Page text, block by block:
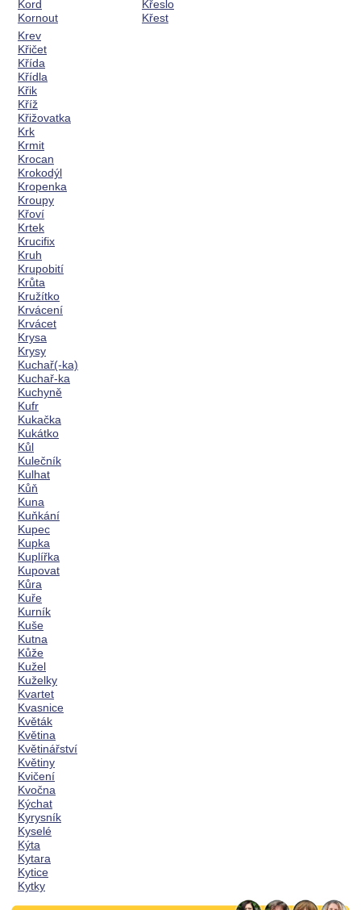
Kord
Kornout
Křeslo
Křest
Krev
Křičet
Křída
Křídla
Křik
Kříž
Křižovatka
Krk
Krmit
Krocan
Krokodýl
Kropenka
Kroupy
Křoví
Krtek
Krucifix
Kruh
Krupobití
Krůta
Kružítko
Krvácení
Krvácet
Krysa
Krysy
Kuchař(-ka)
Kuchař-ka
Kuchyně
Kufr
Kukačka
Kukátko
Kůl
Kulečník
Kulhat
Kůň
Kuna
Kuňkání
Kupec
Kupka
Kuplířka
Kupovat
Kůra
Kuře
Kurník
Kuše
Kutna
Kůže
Kužel
Kuželky
Kvartet
Kvasnice
Květák
Květina
Květinářství
Květiny
Kvičení
Kvočna
Kýchat
Kyrysník
Kyselé
Kýta
Kytara
Kytice
Kytky